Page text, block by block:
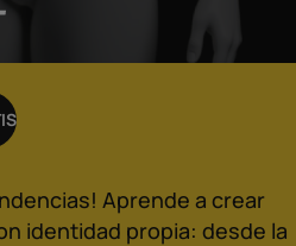
Aprende a crear
identidad propia: desde la